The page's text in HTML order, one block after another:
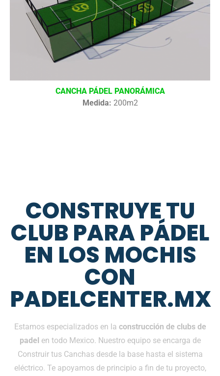
CANCHA PÁDEL PANORÁMICA
Medida: 200m2
CONSTRUYE TU
CLUB PARA PÁDEL
EN LOS MOCHIS
CON
PADELCENTER.MX
Estamos especializados en la construcción de clubs de
padel en todo Mexico. Nuestro equipo se encarga de
Construir tus Canchas desde la base hasta el sistema
eléctrico. Te apoyamos de principio a fin de tu proyecto,